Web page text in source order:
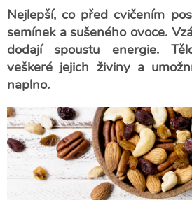
Nejlepší, co před cvičením
semínek a sušeného ovoce.
dodají spoustu energie.
veškeré jejich živiny a
naplno.